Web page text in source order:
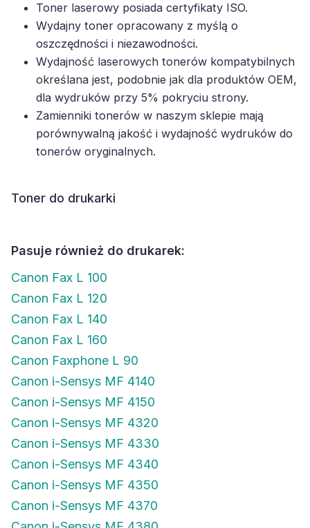
Toner laserowy posiada certyfikaty ISO.
Wydajny toner opracowany z myślą o
oszczędności i niezawodności.
Wydajność laserowych tonerów kompatybilnych
określana jest, podobnie jak dla produktów OEM,
dla wydruków przy 5% pokryciu strony.
Zamienniki tonerów w naszym sklepie mają
porównywalną jakość i wydajność wydruków do
tonerów oryginalnych.
Toner do drukarki
Pasuje również do drukarek:
Canon Fax L 100
Canon Fax L 120
Canon Fax L 140
Canon Fax L 160
Canon Faxphone L 90
Canon i-Sensys MF 4140
Canon i-Sensys MF 4150
Canon i-Sensys MF 4320
Canon i-Sensys MF 4330
Canon i-Sensys MF 4340
Canon i-Sensys MF 4350
Canon i-Sensys MF 4370